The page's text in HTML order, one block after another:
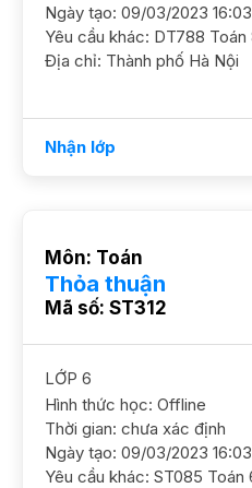
Ngày tạo: 09/03/2023 16:03
Địa chỉ: Thành phố Hà Nội
Nhận lớp
Môn: Toán
Thỏa thuận
Mã số: ST312
LỚP 6
Hình thức học: Offline
Thời gian: chưa xác định
Ngày tạo: 09/03/2023 16:03